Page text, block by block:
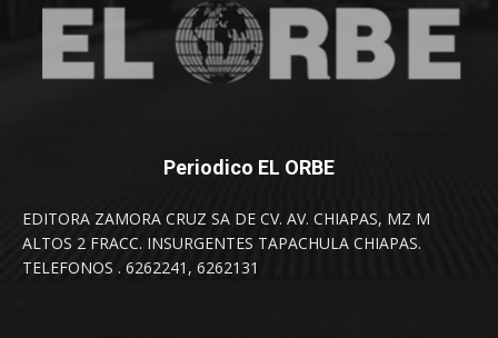
Periodico EL ORBE
EDITORA ZAMORA CRUZ SA DE CV. AV. CHIAPAS, MZ M
ALTOS 2 FRACC. INSURGENTES TAPACHULA CHIAPAS.
TELEFONOS . 6262241, 6262131